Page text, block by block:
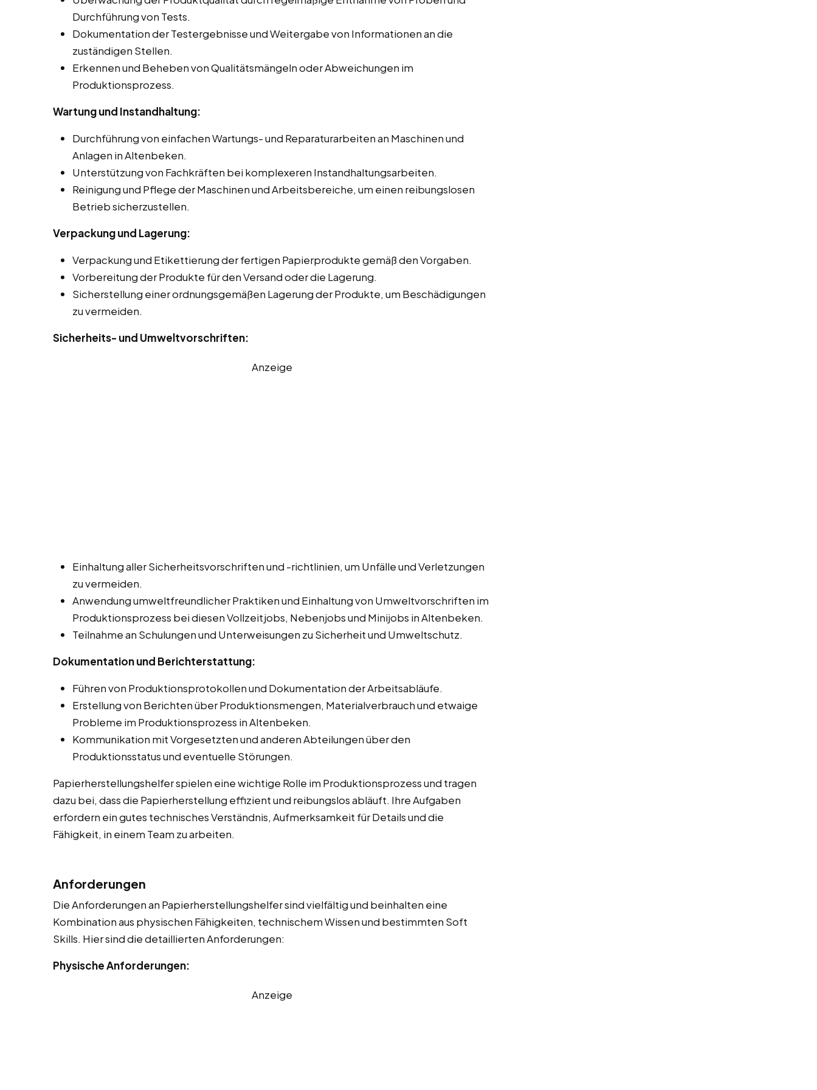
Durchführung von Tests.
Dokumentation der Testergebnisse und Weitergabe von Informationen an die
zuständigen Stellen.
Erkennen und Beheben von Qualitätsmängeln oder Abweichungen im
Produktionsprozess.
Wartung und Instandhaltung:
Durchführung von einfachen Wartungs- und Reparaturarbeiten an Maschinen und
Anlagen in Altenbeken.
Unterstützung von Fachkräften bei komplexeren Instandhaltungsarbeiten.
Reinigung und Pflege der Maschinen und Arbeitsbereiche, um einen reibungslosen
Betrieb sicherzustellen.
Verpackung und Lagerung:
Verpackung und Etikettierung der fertigen Papierprodukte gemäß den Vorgaben.
Vorbereitung der Produkte für den Versand oder die Lagerung.
Sicherstellung einer ordnungsgemäßen Lagerung der Produkte, um Beschädigungen
zu vermeiden.
Sicherheits- und Umweltvorschriften:
Anzeige
Einhaltung aller Sicherheitsvorschriften und -richtlinien, um Unfälle und Verletzungen
zu vermeiden.
Anwendung umweltfreundlicher Praktiken und Einhaltung von Umweltvorschriften im
Produktionsprozess bei diesen Vollzeitjobs, Nebenjobs und Minijobs in Altenbeken.
Teilnahme an Schulungen und Unterweisungen zu Sicherheit und Umweltschutz.
Dokumentation und Berichterstattung:
Führen von Produktionsprotokollen und Dokumentation der Arbeitsabläufe.
Erstellung von Berichten über Produktionsmengen, Materialverbrauch und etwaige
Probleme im Produktionsprozess in Altenbeken.
Kommunikation mit Vorgesetzten und anderen Abteilungen über den
Produktionsstatus und eventuelle Störungen.
Papierherstellungshelfer spielen eine wichtige Rolle im Produktionsprozess und tragen
dazu bei, dass die Papierherstellung effizient und reibungslos abläuft. Ihre Aufgaben
erfordern ein gutes technisches Verständnis, Aufmerksamkeit für Details und die
Fähigkeit, in einem Team zu arbeiten.
Anforderungen
Die Anforderungen an Papierherstellungshelfer sind vielfältig und beinhalten eine
Kombination aus physischen Fähigkeiten, technischem Wissen und bestimmten Soft
Skills. Hier sind die detaillierten Anforderungen:
Physische Anforderungen:
Anzeige